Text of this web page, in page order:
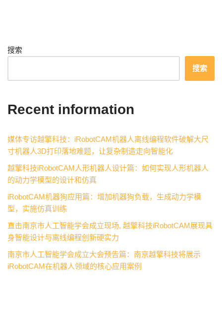
搜索
搜索
Recent information
媒体专访越擎科技：iRobotCAM机器人离线编程软件破解大尺
寸机器人3D打印落地难题，让复杂制造走向智能化
越擎科技iRobotCAM人形机器人设计篇：如何实现人形机器人
的动力学模型的设计和仿真
iRobotCAM机器狗应用篇：增加机器狗负载，生成动力学模
型，实施仿真训练
直击南京市人工智能学会成立现场, 越擎科技iRobotCAM展现具
身智能设计与离线编程创新硬实力
南京市人工智能学会成立大会预告篇：南京越擎科技将展示
iRobotCAM在机器人领域的核心应用案例